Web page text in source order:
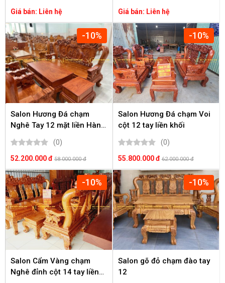
Giá bán: Liên hệ Giá bán: Liên hệ
-10%
Salon Hương Đá chạm
Nghê Tay 12 mặt liền Hàng
(0)
52.200.000 đ 58.000.000 đ
-10%
Salon Hương Đá chạm Voi
cột 12 tay liền khối
(0)
55.800.000 đ62.000.000 đ
-10%
Salon Cẩm Vàng chạm
Nghê đỉnh cột 14 tay liền
-10%
Salon gõ đỏ chạm đào tay
12